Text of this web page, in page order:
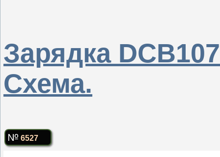
Зарядка
Схема.
6527